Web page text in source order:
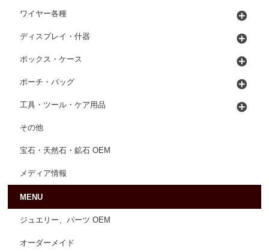
ワイヤー各種
ディスプレイ・什器
ボックス・ケース
ポーチ・バッグ
工具・ツール・ケア用品
その他
宝石・天然石・鉱石 OEM
メディア情報
MENU
ジュエリー、パーツ OEM
オーダーメイド